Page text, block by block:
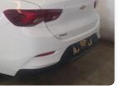
lances ou